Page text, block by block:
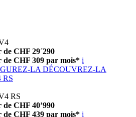
CHF 29´290
de CHF 309 par mois* i
LA DÉCOUVREZ-LA
RS
RS
CHF 40’990
de CHF 439 par mois* i